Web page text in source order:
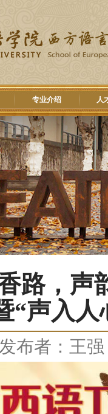
专业介绍 人
路，
“声入人
发布者：王强